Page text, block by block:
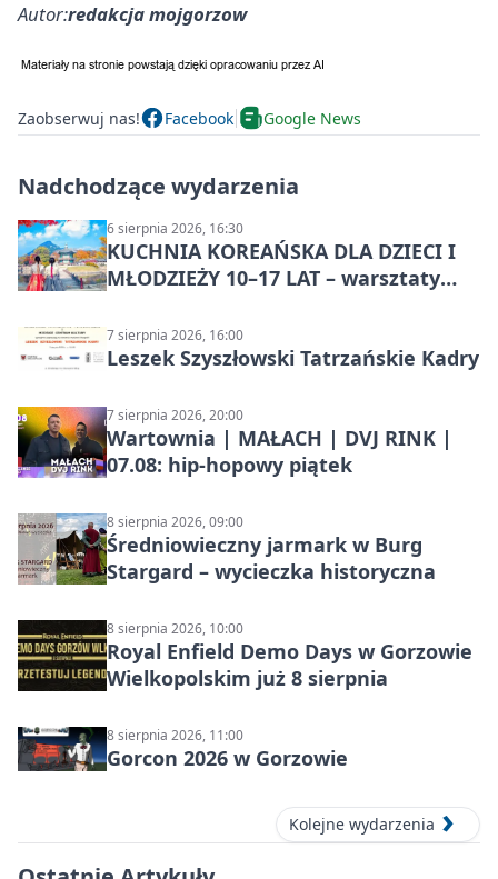
Autor:redakcja mojgorzow
Zaobserwuj nas! Facebook Google News
Nadchodzące wydarzenia
6 sierpnia 2026, 16:30
KUCHNIA KOREAŃSKA DLA DZIECI I
MŁODZIEŻY 10–17 LAT – warsztaty
7 sierpnia 2026, 16:00
Leszek Szyszłowski Tatrzańskie Kadry
7 sierpnia 2026, 20:00
Wartownia | MAŁACH | DVJ RINK |
07.08: hip-hopowy piątek
8 sierpnia 2026, 09:00
Średniowieczny jarmark w Burg
Stargard – wycieczka historyczna
8 sierpnia 2026, 10:00
Royal Enfield Demo Days w Gorzowie
Wielkopolskim już 8 sierpnia
8 sierpnia 2026, 11:00
Gorcon 2026 w Gorzowie
Kolejne wydarzenia